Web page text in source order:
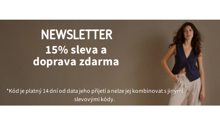
NEWSLETTER
15% sleva a
doprava zdarma
*Kód je platný 14 dní od data jeho přijetí a nelze jej kombinovat s jinými
slevovými kódy.